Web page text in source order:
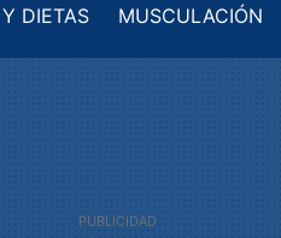
DIETAS MUSCULACIÓN